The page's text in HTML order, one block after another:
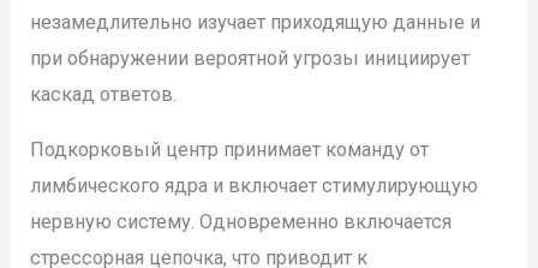
незамедлительно изучает приходящую данные и
при обнаружении вероятной угрозы инициирует
каскад ответов.
Подкорковый центр принимает команду от
лимбического ядра и включает стимулирующую
нервную систему. Одновременно включается
стрессорная цепочка, что приводит к